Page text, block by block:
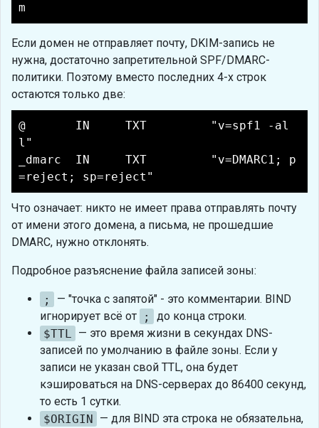
m
Если домен не отправляет почту, DKIM-запись не
нужна, достаточно запретительной SPF/DMARC-
политики. Поэтому вместо последних 4-х строк
остаются только две:
@ IN TXT "v=spf1 -al
l"
_dmarc IN TXT "v=DMARC1; p
=reject; sp=reject"
Что означает: никто не имеет права отправлять почту
от имени этого домена, а письма, не прошедшие
DMARC, нужно отклонять.
Подробное разъяснение файла записей зоны:
;
— "точка с запятой" - это комментарии. BIND
игнорирует всё от
;
до конца строки.
$TTL
— это время жизни в секундах DNS-
записей по умолчанию в файле зоны. Если у
записи не указан свой TTL, она будет
кэшироваться на DNS-серверах до 86400 секунд,
то есть 1 сутки.
$ORIGIN — для BIND эта строка не обязательна,